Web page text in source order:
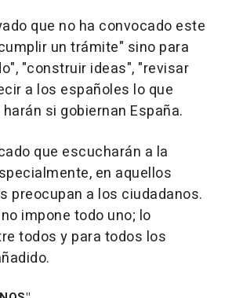
que no ha convocado este
un trámite" sino para
"construir ideas", "revisar
a los españoles lo que
si gobiernan España.
que escucharán a la
en aquellos
preocupan a los ciudadanos.
impone todo uno; lo
todos y para todos los